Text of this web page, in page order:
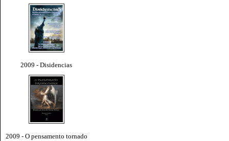
2009 - Disidencias
2009 - O pensamento tornado